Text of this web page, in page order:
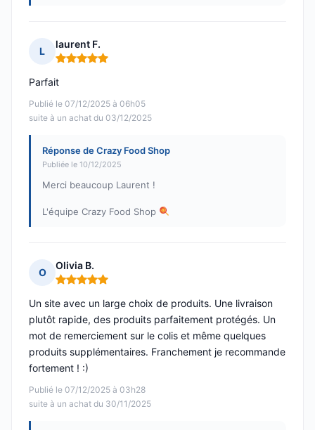
L
laurent F.
Note : 5 sur 5
Publié le 07/12/2025 à 06h05
suite à un achat du 03/12/2025
Parfait
Réponse de Crazy Food Shop
Publiée le 10/12/2025
Merci beaucoup Laurent !
L'équipe Crazy Food Shop
O
Olivia B.
Note : 5 sur 5
Publié le 07/12/2025 à 03h28
suite à un achat du 30/11/2025
Un site avec un large choix de produits. Une livraison
plutôt rapide, des produits parfaitement protégés. Un
mot de remerciement sur le colis et même quelques
produits supplémentaires. Franchement je recommande
fortement ! :)